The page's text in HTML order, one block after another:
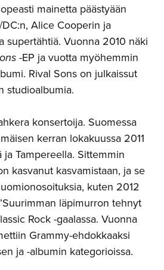
mainetta päästyään
Alice Cooperin ja
supertähtiä. Vuonna 2010 näki
-EP ja vuotta myöhemmin
Rival Sons on julkaissut
studioalbumia.
konsertoija. Suomessa
kerran lokakuussa 2011
ja Tampereella. Sittemmin
kasvanut kasvamistaan, ja se
kuten 2012
läpimurron tehnyt
Rock -gaalassa. Vuonna
Grammy-ehdokkaaksi
ja -albumin kategorioissa.